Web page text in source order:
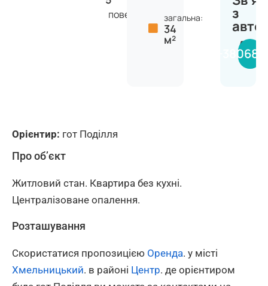
поверхів загальна:
34
м²
з
Орієнтир: гот Поділля
Про об’єкт
Житловий стан. Квартира без кухні.
Централізоване опалення.
Розташування
Скористатися пропозицією Оренда. у місті
Хмельницький. в районі Центр. де орієнтиром